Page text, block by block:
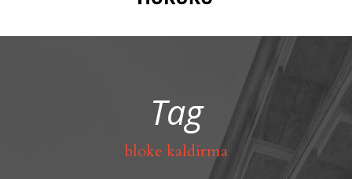
Tag
bloke kaldirma